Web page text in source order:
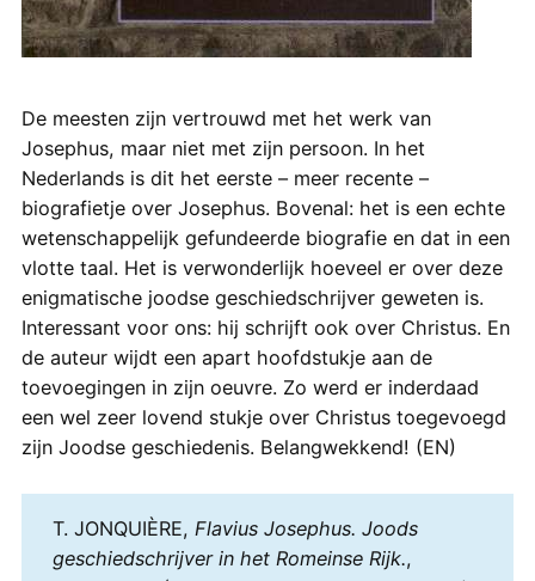
De meesten zijn vertrouwd met het werk van
Josephus, maar niet met zijn persoon. In het
Nederlands is dit het eerste – meer recente –
biografietje over Josephus. Bovenal: het is een echte
wetenschappelijk gefundeerde biografie en dat in een
vlotte taal. Het is verwonderlijk hoeveel er over deze
enigmatische joodse geschiedschrijver geweten is.
Interessant voor ons: hij schrijft ook over Christus. En
de auteur wijdt een apart hoofdstukje aan de
toevoegingen in zijn oeuvre. Zo werd er inderdaad
een wel zeer lovend stukje over Christus toegevoegd
zijn Joodse geschiedenis. Belangwekkend! (EN)
T. JONQUIÈRE, Flavius Josephus. Joods
geschiedschrijver in het Romeinse Rijk.,